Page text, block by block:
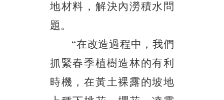
地材料，解決內澇積水問
題。
“在改造過程中，我們
抓緊春季植樹造林的有利
時機，在黃土裸露的坡地